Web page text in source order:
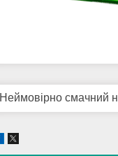
Неймовірно смачний